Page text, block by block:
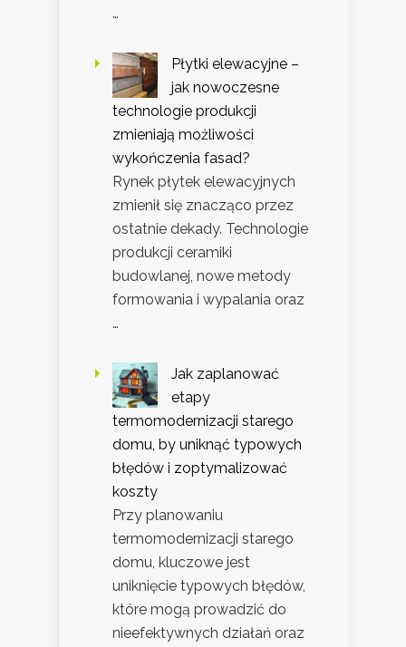
…
Płytki elewacyjne –
jak nowoczesne
technologie produkcji
zmieniają możliwości
wykończenia fasad?
Rynek płytek elewacyjnych
zmienił się znacząco przez
ostatnie dekady. Technologie
produkcji ceramiki
budowlanej, nowe metody
formowania i wypalania oraz
…
Jak zaplanować
etapy
termomodernizacji starego
domu, by uniknąć typowych
błędów i zoptymalizować
koszty
Przy planowaniu
termomodernizacji starego
domu, kluczowe jest
uniknięcie typowych błędów,
które mogą prowadzić do
nieefektywnych działań oraz